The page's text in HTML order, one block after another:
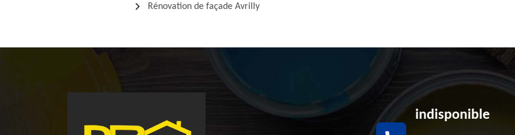
Rénovation de façade Avrilly
indisponible